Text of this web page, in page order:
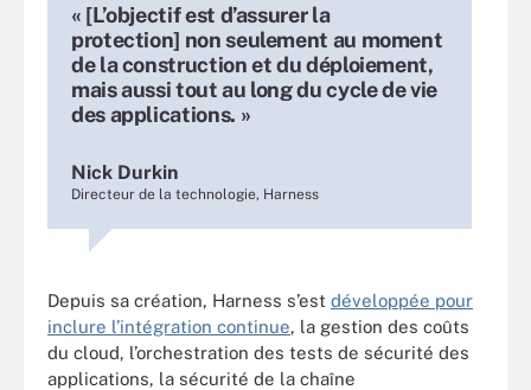
« [L’objectif est d’assurer la
protection] non seulement au moment
de la construction et du déploiement,
mais aussi tout au long du cycle de vie
des applications. »
Nick Durkin
Directeur de la technologie, Harness
Depuis sa création, Harness s’est développée pour
inclure l’intégration continue, la gestion des coûts
du cloud, l’orchestration des tests de sécurité des
applications, la sécurité de la chaîne